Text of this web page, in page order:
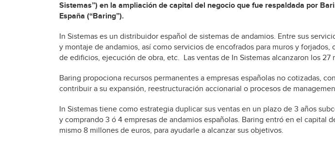
Sistemas”) en la ampliación de capital del negocio que fue respaldada por
España (“Baring”).
In Sistemas es un distribuidor español de sistemas de andamios. Entre sus
y montaje de andamios, así como servicios de encofrados para muros y forjados,
de edificios, ejecución de obra, etc. Las ventas de In Sistemas alcanzaron los 27
Baring propociona recursos permanentes a empresas españolas no cotizadas,
contribuir a su expansión, reestructuración accionarial o procesos de
In Sistemas tiene como estrategia duplicar sus ventas en un plazo de 3 años
y comprando 3 ó 4 empresas de andamios españolas. Baring entró en el capital
mismo 8 millones de euros, para ayudarle a alcanzar sus objetivos.